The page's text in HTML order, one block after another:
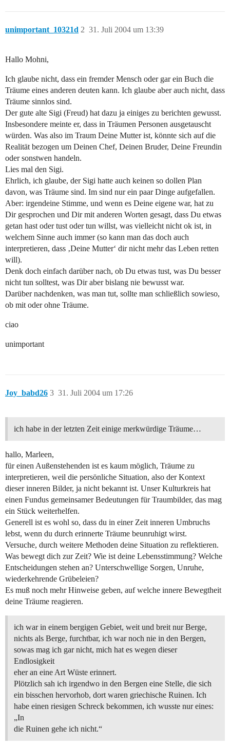
unimportant_10321d 31. Juli 2004 um 13:39
2
Hallo Mohni,
Ich glaube nicht, dass ein fremder Mensch oder gar ein Buch die
Träume eines anderen deuten kann. Ich glaube aber auch nicht, dass
Träume sinnlos sind.
Der gute alte Sigi (Freud) hat dazu ja einiges zu berichten gewusst.
Insbesondere meinte er, dass in Träumen Personen ausgetauscht
würden. Was also im Traum Deine Mutter ist, könnte sich auf die
Realität bezogen um Deinen Chef, Deinen Bruder, Deine Freundin
oder sonstwen handeln.
Lies mal den Sigi.
Ehrlich, ich glaube, der Sigi hatte auch keinen so dollen Plan
davon, was Träume sind. Im sind nur ein paar Dinge aufgefallen.
Aber: irgendeine Stimme, und wenn es Deine eigene war, hat zu
Dir gesprochen und Dir mit anderen Worten gesagt, dass Du etwas
getan hast oder tust oder tun willst, was vielleicht nicht ok ist, in
welchem Sinne auch immer (so kann man das doch auch
interpretieren, dass ‚Deine Mutter‘ dir nicht mehr das Leben retten
will).
Denk doch einfach darüber nach, ob Du etwas tust, was Du besser
nicht tun solltest, was Dir aber bislang nie bewusst war.
Darüber nachdenken, was man tut, sollte man schließlich sowieso,
ob mit oder ohne Träume.
ciao
unimportant
Joy_babd26 31. Juli 2004 um 17:26
3
ich habe in der letzten Zeit einige merkwürdige Träume…
hallo, Marleen,
für einen Außenstehenden ist es kaum möglich, Träume zu
interpretieren, weil die persönliche Situation, also der Kontext
dieser inneren Bilder, ja nicht bekannt ist. Unser Kulturkreis hat
einen Fundus gemeinsamer Bedeutungen für Traumbilder, das mag
ein Stück weiterhelfen.
Generell ist es wohl so, dass du in einer Zeit inneren Umbruchs
lebst, wenn du durch erinnerte Träume beunruhigt wirst.
Versuche, durch weitere Methoden deine Situation zu reflektieren.
Was bewegt dich zur Zeit? Wie ist deine Lebensstimmung? Welche
Entscheidungen stehen an? Unterschwellige Sorgen, Unruhe,
wiederkehrende Grübeleien?
Es muß noch mehr Hinweise geben, auf welche innere Bewegtheit
deine Träume reagieren.
ich war in einem bergigen Gebiet, weit und breit nur Berge,
nichts als Berge, furchtbar, ich war noch nie in den Bergen,
sowas mag ich gar nicht, mich hat es wegen dieser
Endlosigkeit
eher an eine Art Wüste erinnert.
Plötzlich sah ich irgendwo in den Bergen eine Stelle, die sich
ein bisschen hervorhob, dort waren griechische Ruinen. Ich
habe einen riesigen Schreck bekommen, ich wusste nur eines:
„In
die Ruinen gehe ich nicht.“